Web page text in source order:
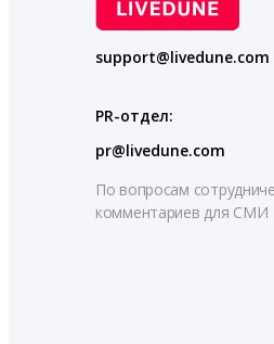
support@livedune.com
PR-отдел:
pr@livedune.com
По вопросам
комментариев для СМИ